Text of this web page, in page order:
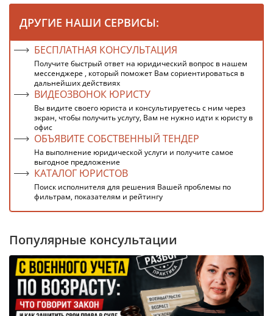
ДРУГИЕ НАШИ СЕРВИСЫ:
БЕСПЛАТНАЯ КОНСУЛЬТАЦИЯ
Получите быстрый ответ на юридический вопрос в нашем
мессенджере , который поможет Вам сориентироваться в
дальнейших действиях
ВИДЕОЗВОНОК ЮРИСТУ
Вы видите своего юриста и консультируетесь с ним через
экран, чтобы получить услугу, Вам не нужно идти к юристу в
офис
ОБЪЯВИТЕ СОБСТВЕННЫЙ ТЕНДЕР
На выполнение юридической услуги и получите самое
выгодное предложение
КАТАЛОГ ЮРИСТОВ
Поиск исполнителя для решения Вашей проблемы по
фильтрам, показателям и рейтингу
Популярные консультации